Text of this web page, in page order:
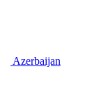
Azerbaijan